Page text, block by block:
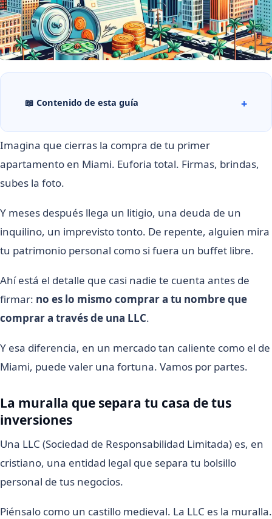
📖 Contenido de esta guía
Imagina que cierras la compra de tu primer
apartamento en Miami. Euforia total. Firmas, brindas,
subes la foto.
Y meses después llega un litigio, una deuda de un
inquilino, un imprevisto tonto. De repente, alguien mira
tu patrimonio personal como si fuera un buffet libre.
Ahí está el detalle que casi nadie te cuenta antes de
firmar: no es lo mismo comprar a tu nombre que
comprar a través de una LLC.
Y esa diferencia, en un mercado tan caliente como el de
Miami, puede valer una fortuna. Vamos por partes.
La muralla que separa tu casa de tus
inversiones
Una LLC (Sociedad de Responsabilidad Limitada) es, en
cristiano, una entidad legal que separa tu bolsillo
personal de tus negocios.
Piénsalo como un castillo medieval. La LLC es la muralla.